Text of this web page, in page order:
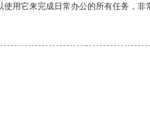
用它来完成日常办公的所有任务，非